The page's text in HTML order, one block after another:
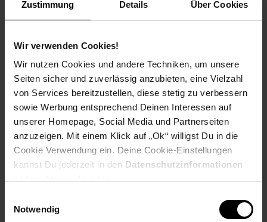
Zustimmung Details Über Cookies
Wir verwenden Cookies!
Wir nutzen Cookies und andere Techniken, um unsere
Seiten sicher und zuverlässig anzubieten, eine Vielzahl
von Services bereitzustellen, diese stetig zu verbessern
sowie Werbung entsprechend Deinen Interessen auf
unserer Homepage, Social Media und Partnerseiten
anzuzeigen. Mit einem Klick auf „Ok“ willigst Du in die
Cookie Verwendung ein. Deine Cookie-Einstellungen
kannst Du jederzeit in den Datenschutzinformationen
Notwendig
Raum.
70° nach links und rechts schwenkbarer Ausleger
bis zu 8,8 kN Kraft am Löffel
rutsch- und schlagfester Gummibelag
kompakte Bauweise mit nur 690 mm Spurbreite
LED - Schweinwerfer am Ausleger
vorbefüllt mit Hydrauliköl
Grabtiefe mit 3-Zahn Löffel bis zu 1200 mm
Lieferumfang inkl. Zubehörset:
2 x Spiegel
Dachaufbau mit Sicherheitsbügel
3-Zahn Löffel 300 mm